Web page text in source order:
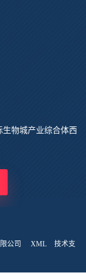
物城产业综合体西
公司 XML
技术支